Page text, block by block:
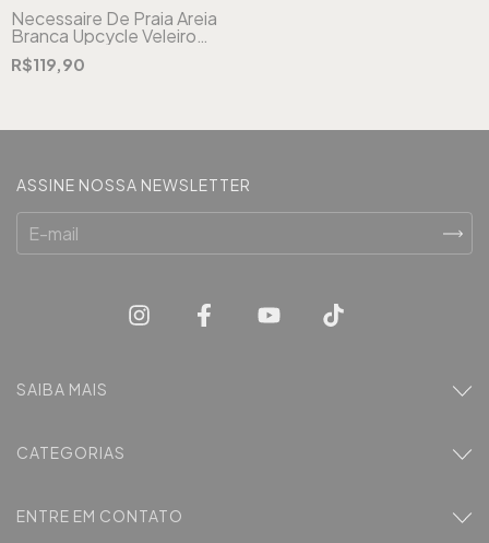
Necessaire De Praia Areia
Branca Upcycle Veleiro
Branca
R$119,90
ASSINE NOSSA NEWSLETTER
SAIBA MAIS
CATEGORIAS
ENTRE EM CONTATO